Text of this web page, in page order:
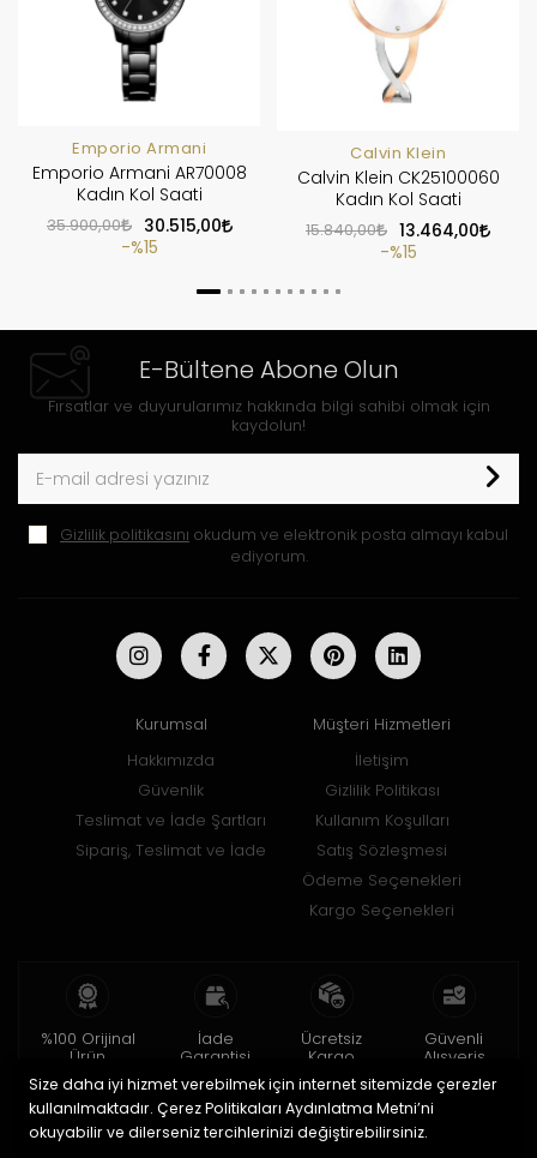
Emporio Armani
Emporio Armani AR70008
Kadın Kol Saati
35.900,00
30.515,00
%15
Calvin Klein
Calvin Klein CK25100060
Kadın Kol Saati
15.840,00
13.464,00
%15
E-Bültene Abone Olun
Fırsatlar ve duyurularımız hakkında bilgi sahibi olmak için
kaydolun!
Gizlilik politikasını okudum ve elektronik posta almayı kabul
ediyorum.
Kurumsal
Hakkımızda
Güvenlik
Teslimat ve İade Şartları
Sipariş, Teslimat ve İade
Müşteri Hizmetleri
İletişim
Gizlilik Politikası
Kullanım Koşulları
Satış Sözleşmesi
Ödeme Seçenekleri
Kargo Seçenekleri
%100 Orijinal
Ürün
2 yıl garanti
İade
Garantisi
15 gün içinde
iade
Ücretsiz
Kargo
150 TL ve üzeri
Güvenli
Alışveriş
256bit SSL ile
Size daha iyi hizmet verebilmek için internet sitemizde çerezler
kullanılmaktadır. Çerez Politikaları Aydınlatma Metni’ni
okuyabilir ve dilerseniz tercihlerinizi değiştirebilirsiniz.